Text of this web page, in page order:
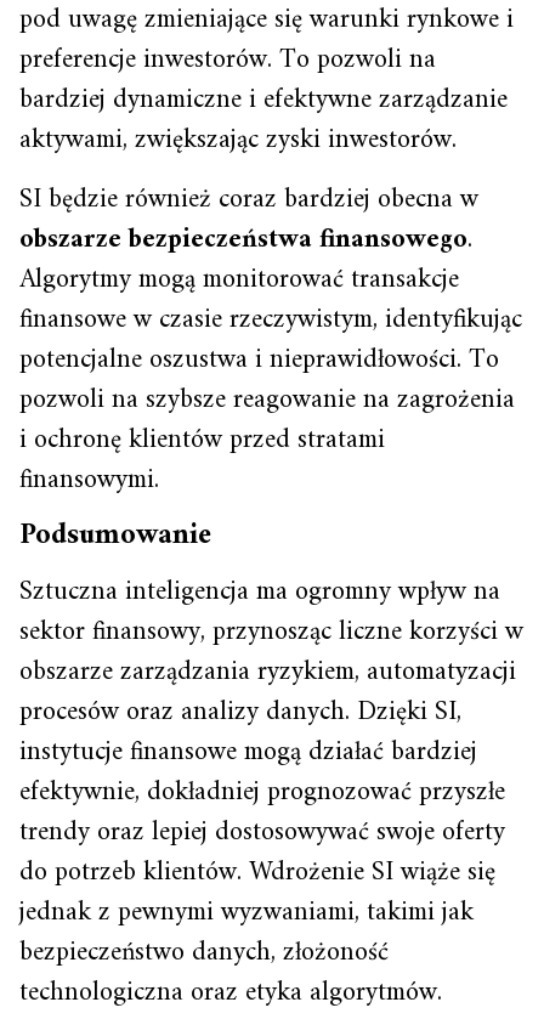
pod uwagę zmieniające się warunki rynkowe i
preferencje inwestorów. To pozwoli na
bardziej dynamiczne i efektywne zarządzanie
aktywami, zwiększając zyski inwestorów.
SI będzie również coraz bardziej obecna w
obszarze bezpieczeństwa finansowego.
Algorytmy mogą monitorować transakcje
finansowe w czasie rzeczywistym, identyfikując
potencjalne oszustwa i nieprawidłowości. To
pozwoli na szybsze reagowanie na zagrożenia
i ochronę klientów przed stratami
finansowymi.
Podsumowanie
Sztuczna inteligencja ma ogromny wpływ na
sektor finansowy, przynosząc liczne korzyści w
obszarze zarządzania ryzykiem, automatyzacji
procesów oraz analizy danych. Dzięki SI,
instytucje finansowe mogą działać bardziej
efektywnie, dokładniej prognozować przyszłe
trendy oraz lepiej dostosowywać swoje oferty
do potrzeb klientów. Wdrożenie SI wiąże się
jednak z pewnymi wyzwaniami, takimi jak
bezpieczeństwo danych, złożoność
technologiczna oraz etyka algorytmów.